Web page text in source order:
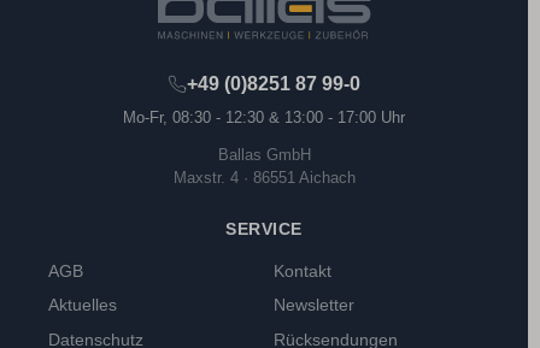
+49 (0)8251 87 99-0
Mo-Fr, 08:30 - 12:30 & 13:00 - 17:00 Uhr
Ballas GmbH
Maxstr. 4 · 86551 Aichach
SERVICE
AGB
Aktuelles
Datenschutz
Kontakt
Newsletter
Rücksendungen